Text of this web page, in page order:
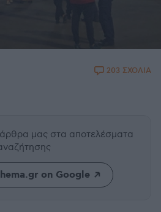
203 ΣΧΟΛΙΑ
άρθρα μας στα αποτελέσματα
on Google